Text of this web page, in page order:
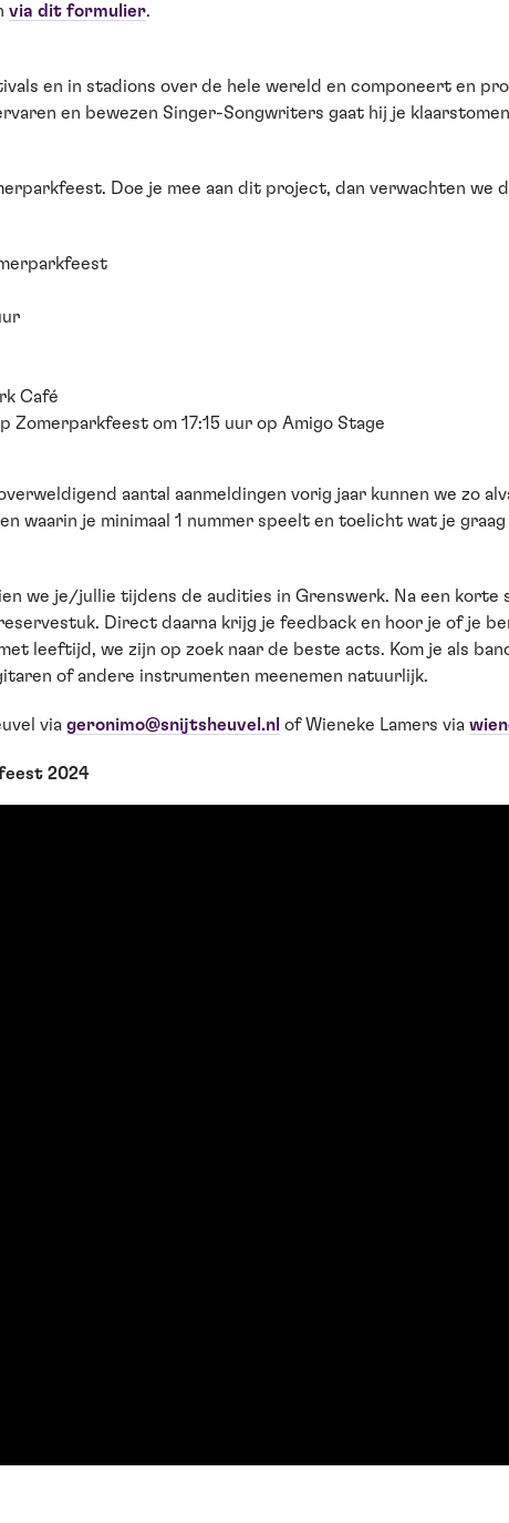
via dit formulier.
en in stadions over de hele wereld en componeert en
en bewezen Singer-Songwriters gaat hij je
Doe je mee aan dit project, dan verwachten we
Café
om 17:15 uur op Amigo Stage
aantal aanmeldingen vorig jaar kunnen we zo
waarin je minimaal 1 nummer speelt en toelicht wat je
we je/jullie tijdens de audities in Grenswerk. Na een korte
Direct daarna krijg je feedback en hoor je of je
leeftijd, we zijn op zoek naar de beste acts. Kom je als
of andere instrumenten meenemen natuurlijk.
via geronimo@snijtsheuvel.nl of Wieneke Lamers via
2024